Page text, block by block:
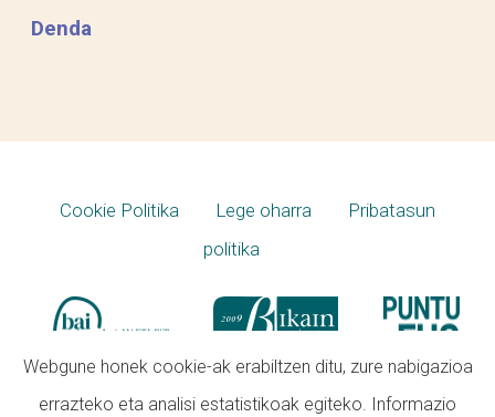
Denda
Cookie Politika Lege oharra
Pribatasun
politika
Webgune honek cookie-ak erabiltzen ditu, zure nabigazioa
errazteko eta analisi estatistikoak egiteko. Informazio